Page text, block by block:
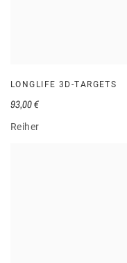
LONGLIFE 3D-TARGETS
Reiher
93,00 €